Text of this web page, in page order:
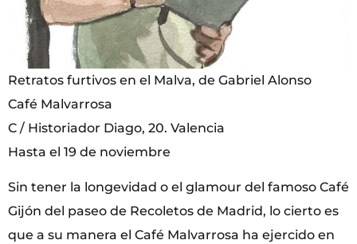
Retratos furtivos en el Malva, de Gabriel Alonso
Café Malvarrosa
C / Historiador Diago, 20. Valencia
Hasta el 19 de noviembre
Sin tener la longevidad o el glamour del famoso Café
Gijón del paseo de Recoletos de Madrid, lo cierto es
que a su manera el Café Malvarrosa ha ejercido en